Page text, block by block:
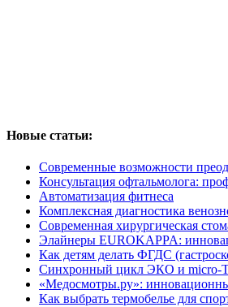
Новые статьи:
Современные возможности
Консультация офтальмолога:
Автоматизация фитнеса
Комплексная диагностика
Современная хирургическая
Элайнеры EUROKAPPA:
Как детям делать ФГДС
Синхронный цикл ЭКО и micro-
«Медосмотры.ру»:
Как выбрать термобелье для